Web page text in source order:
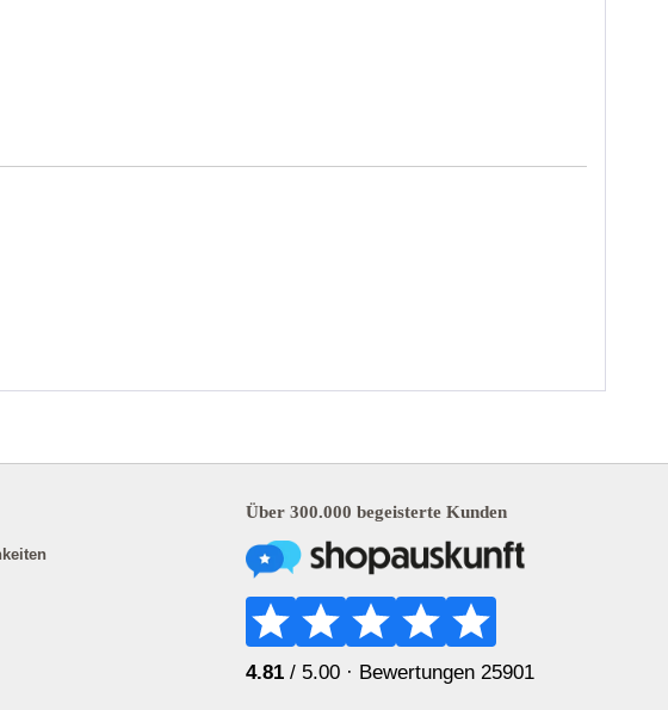
Über 300.000 begeisterte Kunden
4.81 / 5.00 · Bewertungen 25901